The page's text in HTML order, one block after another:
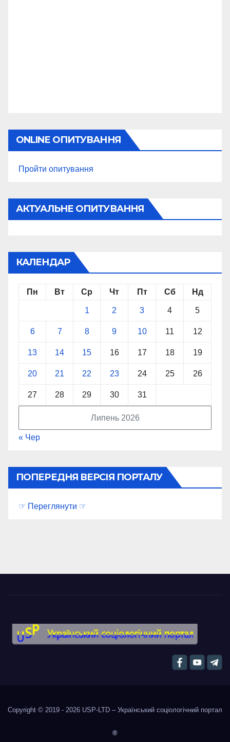
ONLINE ОПИТУВАННЯ
Пройти опитування
АКТУАЛЬНЕ ОПИТУВАННЯ
КАЛЕНДАР
Липень 2026
Пн Вт Ср Чт Пт Сб Нд
1 2 3 4 5
6 7 8 9 10 11 12
13 14 15 16 17 18 19
20 21 22 23 24 25 26
27 28 29 30 31
« Чер
ПОПЕРЕДНЯ ВЕРСІЯ ПОРТАЛУ
☞ Переглянути ☞
Copyright © 2019 - 2026 USP-LTD – Український соціологічний портал
®